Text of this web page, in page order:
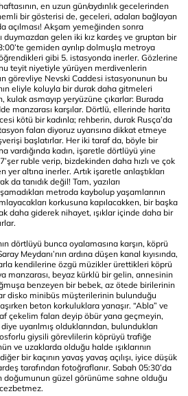
en uzun gün/aydınlık gecelerinden
bir gösterisi de, geceleri, adaları bağlayan
açılması! Akşam yemeğinden sonra
duymazdan gelen iki kız kardeş ve gruptan bir
gemiden ayrılıp dolmuşla metroya
gibi 5. istasyonda inerler. Gözlerine
teyit niyetiyle yürüyen merdivenlerin
görevliye Nevski Caddesi istasyonunun bu
eliyle koluyla bir durak daha gitmeleri
kulak asmayıp yeryüzüne çıkarlar: Burada
manzarası karşılar. Dörtlü, ellerinde harita
kötü bir kadınla; rehberin, durak Rusça’da
falan diyoruz uyarısına dikkat etmeye
başlatırlar. Her iki taraf da, böyle bir
vardığında kadın, işaretle dörtlüyü yine
ruble verip, bizdekinden daha hızlı ve çok
altına inerler. Artık işaretle anlaştıkları
da tanıdık değil! Tam, yazıları
metroda kaybolup yaşamlarının
korkusuna kapılacakken, bir başka
daha giderek nihayet, ışıklar içinde daha bir
dörtlüyü bunca oyalamasına karşın, köprü
Meydanı’nın ardına düşen kanal kıyısında,
kendilerine özgü müzikler ürettikleri köprü
manzarası, beyaz kürklü bir gelin, annesinin
benzeyen bir bebek, az ötede birilerinin
disko minibüs müşterilerinin bulunduğu
beton korkuluklara yanaşır. “Abla” ve
çekelim falan deyip öbür yana geçmeyin,
uyarılmış olduklarından, bulundukları
giysili görevlilerin köprüyü trafiğe
ve uzaklarda olduğu halde ışıklarının
bir kaçının yavaş yavaş açılışı, iyice düşük
tarafından fotoğraflanır. Sabah 05:30’da
doğumunun güzel görünüme sahne olduğu